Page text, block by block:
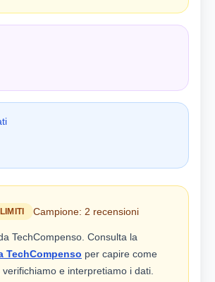
Campione: 2 recensioni
TechCompenso. Consulta la
TechCompenso per capire come
e interpretiamo i dati.